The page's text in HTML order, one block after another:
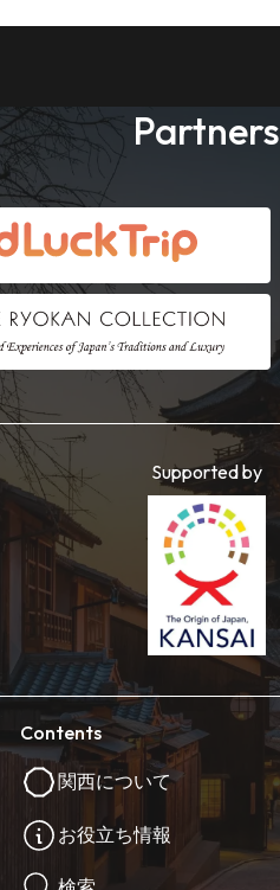
Partners
Supported by
Contents
関西について
お役立ち情報